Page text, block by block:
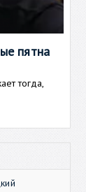
пятна
тогда,